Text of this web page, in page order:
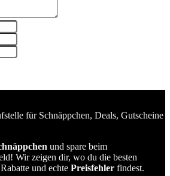
für Schnäppchen, Deals, Gutscheine
und spare beim
Wir zeigen dir, wo du die besten
und echte Preisfehler findest.